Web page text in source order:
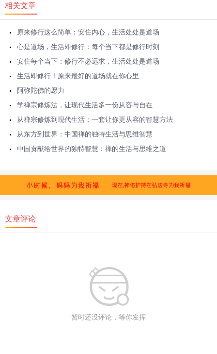
相关文章
原来修行这么简单：安住内心，生活处处是道场
心是道场，生活即修行：每个当下都是修行时刻
安住每个当下：修行不必远求，生活处处是道场
生活即修行！原来最好的道场就在你心里
阿弥陀佛的愿力
学禅宗修炼法，让现代生活多一份从容与自在
从禅宗修炼到现代生活：一套让你更从容的智慧方法
从东方到世界：中国禅的独特生活与思维智慧
中国贡献给世界的独特智慧：禅的生活与思维之道
文章评论
暂时还没评论，等你发挥